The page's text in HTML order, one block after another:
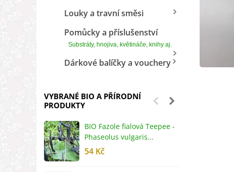
Louky a travní směsi
Pomůcky a příslušenství
Substráty, hnojiva, květináče, knihy aj.
Dárkové balíčky a vouchery
VYBRANÉ BIO A PŘÍRODNÍ
PRODUKTY
BIO Fazole fialová Teepee -
Phaseolus vulgaris...
54 Kč